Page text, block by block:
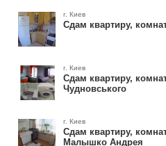
г. Киев
Сдам квартиру,
г. Киев
Сдам квартиру,
Чудновського
г. Киев
Сдам квартиру,
Малышко Андрея